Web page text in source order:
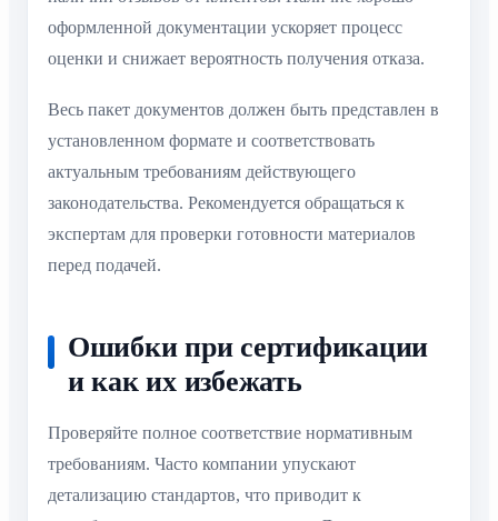
оформленной документации ускоряет процесс
оценки и снижает вероятность получения отказа.
Весь пакет документов должен быть представлен в
установленном формате и соответствовать
актуальным требованиям действующего
законодательства. Рекомендуется обращаться к
экспертам для проверки готовности материалов
перед подачей.
Ошибки при сертификации
и как их избежать
Проверяйте полное соответствие нормативным
требованиям. Часто компании упускают
детализацию стандартов, что приводит к